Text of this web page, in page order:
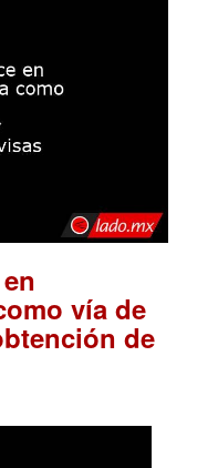
vía de
de